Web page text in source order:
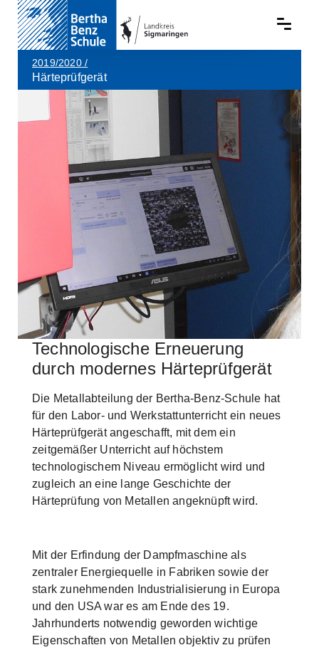
2019/2020/
Härteprüfgerät
Skip to main content
Technologische Erneuerung
durch modernes Härteprüfgerät
Die Metallabteilung der Bertha-Benz-Schule hat
für den Labor- und Werkstattunterricht ein neues
Härteprüfgerät angeschafft, mit dem ein
zeitgemäßer Unterricht auf höchstem
technologischem Niveau ermöglicht wird und
zugleich an eine lange Geschichte der
Härteprüfung von Metallen angeknüpft wird.
Mit der Erfindung der Dampfmaschine als
zentraler Energiequelle in Fabriken sowie der
stark zunehmenden Industrialisierung in Europa
und den USA war es am Ende des 19.
Jahrhunderts notwendig geworden wichtige
Eigenschaften von Metallen objektiv zu prüfen